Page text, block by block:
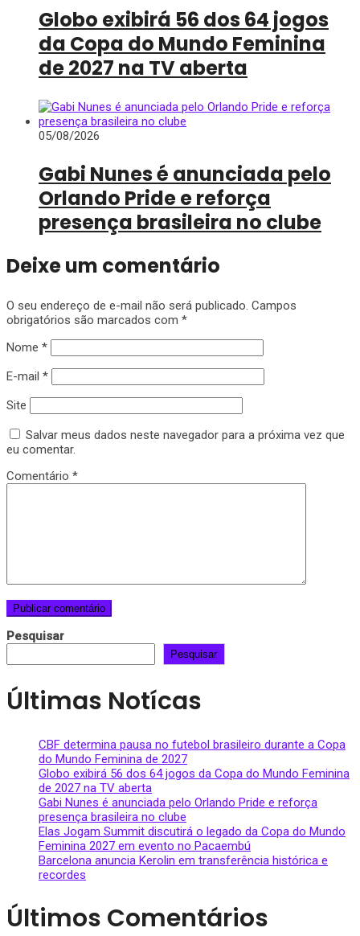
Globo exibirá 56 dos 64 jogos
da Copa do Mundo Feminina
de 2027 na TV aberta
05/08/2026
Gabi Nunes é anunciada pelo
Orlando Pride e reforça
presença brasileira no clube
Deixe um comentário
O seu endereço de e-mail não será publicado. Campos
obrigatórios são marcados com *
Nome *
E-mail *
Site
Salvar meus dados neste navegador para a próxima vez que
eu comentar.
Comentário *
Pesquisar
Pesquisar
Últimas Notícas
CBF determina pausa no futebol brasileiro durante a Copa
do Mundo Feminina de 2027
Globo exibirá 56 dos 64 jogos da Copa do Mundo Feminina
de 2027 na TV aberta
Gabi Nunes é anunciada pelo Orlando Pride e reforça
presença brasileira no clube
Elas Jogam Summit discutirá o legado da Copa do Mundo
Feminina 2027 em evento no Pacaembú
Barcelona anuncia Kerolin em transferência histórica e
recordes
Últimos Comentários